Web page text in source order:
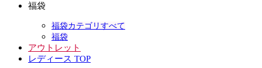
福袋
福袋カテゴリすべて
福袋
アウトレット
レディース TOP